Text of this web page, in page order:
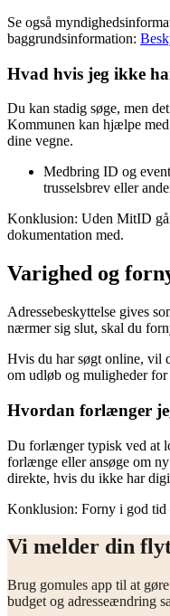
Se også
baggrundsinformation:
Hvad hvis jeg ikke
Du kan stadig søge, men
Kommunen kan hjælpe
dine vegne.
Medbring ID og
trusselsbrev eller
Konklusion: Uden MitID
dokumentation med.
Varighed og
Adressebeskyttelse gives
nærmer sig slut, skal du
Hvis du har søgt online, vil
om udløb og muligheder
Hvordan forlænger
Du forlænger typisk ved at
forlænge eller ansøge om
direkte, hvis du ikke har
Konklusion: Forny i god
Vi melder din
Brug gomules app til at
budget og adresseændring